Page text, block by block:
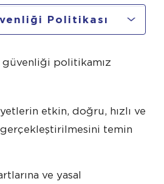
Politikası
politikamız
etkin, doğru, hızlı ve
temin
ve yasal